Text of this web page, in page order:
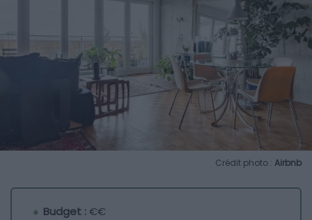
Crédit photo : Airbnb
Budget :€€